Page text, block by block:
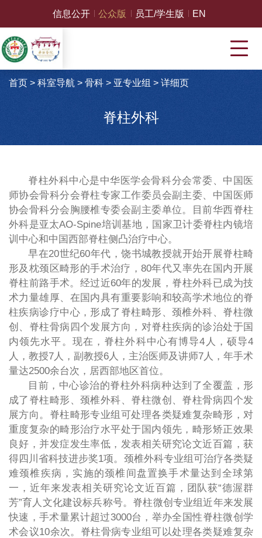
信息公开 公众版 员工/学生版 EN
首页 > 科室导航> 骨科> 亚专业组 > 详细页
脊柱外科
脊柱外科中心是中华医学会骨科分会常委、中国医
师协会骨科分会脊柱专家工作委员会副主委、中国医师
协会骨科分会胸腰椎专委会副主委单位。目前华西脊柱
外科是亚太AO-Spine培训基地，国家卫计委脊柱内镜培
训中心和中国西部脊柱侧凸治疗中心。
早在20世纪60年代，饶书城教授就开始开展脊柱畸
形及枕颈区畸形的手术治疗，80年代又率先在国内开展
脊柱前路手术。经过近60年的发展，脊柱外科已成为技
术力量雄厚、在国内具有重要影响和较高学术地位的脊
柱疾病诊疗中心，形成了脊柱畸形、颈椎外科、脊柱微
创、脊柱骨病四个发展方向，对脊柱疾病的诊治处于国
内领先水平。现在，脊柱外科中心有博导4人，硕导4
人，教授7人，副教授6人，主治医师及讲师7人，年手术
量达2500余台次，居西部地区首位。
目前，中心诊治的脊柱外科病种达到了全覆盖，形
成了脊柱畸形、颈椎外科、脊柱微创、脊柱骨病四个发
展方向。脊柱畸形专业组可处理各类疑难复杂畸形，对
重度复杂的畸形治疗水平处于国内领先，畸形矫正效果
良好，并发症发生率低，发表相关研究论文近百篇，获
得四川省科技进步奖1项。颈椎外科专业组可治疗各类疑
难颈椎疾病，实施的颈椎间盘置换手术量达到全球第
一，近年来发表相关研究论文近百篇，团队获“德渥群
芳”育人文化建设标兵称号。脊柱微创专业组近年来发展
快速，手术量累计超过3000台，举办全国性脊柱微创学
术会议10余次。脊柱骨病专业组可以处理各类疑难复杂